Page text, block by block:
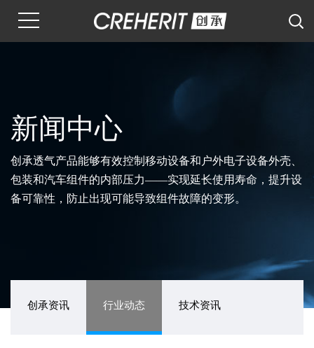
新闻中心
创承透气产品能够有效控制移动设备和户外电子设备外壳、
包装和汽车组件的内部压力——实现延长使用寿命，提升设
备可靠性，防止出现可能导致组件故障的变形。
创承资讯 行业动态 技术资讯